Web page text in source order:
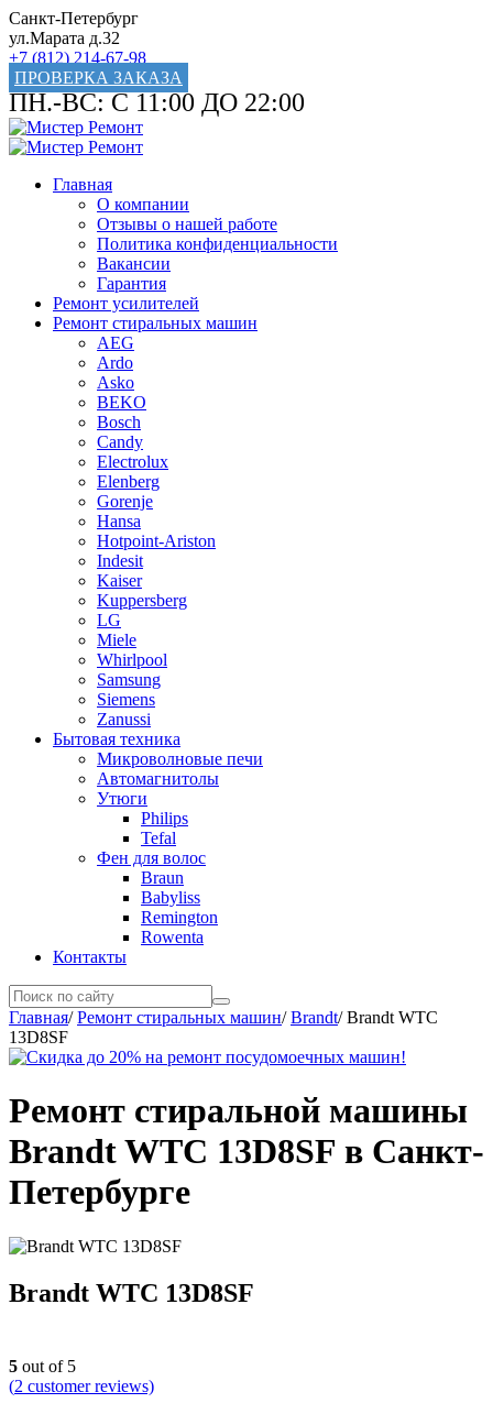
Санкт-Петербург
ул.Марата д.32
+7 (812) 214-67-98
ПРОВЕРКА ЗАКАЗА
ПН.-ВС: С 11:00 ДО 22:00
Главная
О компании
Отзывы о нашей работе
Политика конфиденциальности
Вакансии
Гарантия
Ремонт усилителей
Ремонт стиральных машин
AEG
Ardo
Asko
BEKO
Bosch
Candy
Electrolux
Elenberg
Gorenje
Hansa
Hotpoint-Ariston
Indesit
Kaiser
Kuppersberg
LG
Miele
Whirlpool
Samsung
Siemens
Zanussi
Бытовая техника
Микроволновые печи
Автомагнитолы
Утюги
Philips
Tefal
Фен для волос
Braun
Babyliss
Remington
Rowenta
Контакты
Главная/Ремонт стиральных машин/Brandt/Brandt WTC
13D8SF
Ремонт стиральной машины
Brandt WTC 13D8SF в Санкт-
Петербурге
Brandt WTC 13D8SF
5 out of 5
(2 customer reviews)